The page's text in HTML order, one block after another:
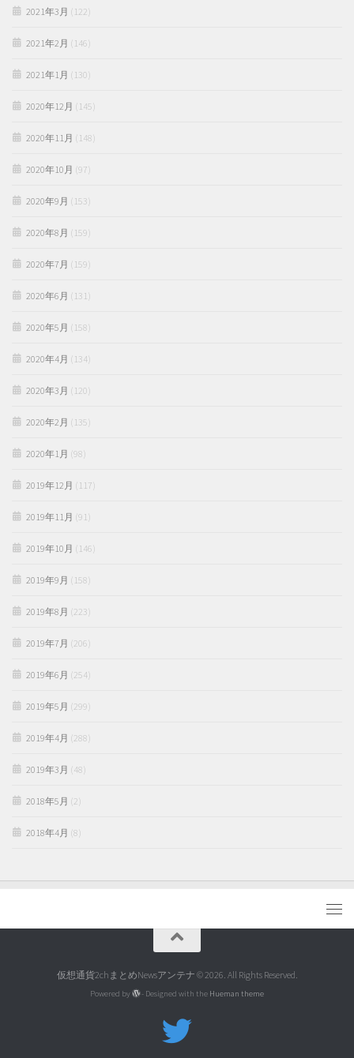
2021年3月 (122)
2021年2月 (146)
2021年1月 (130)
2020年12月 (145)
2020年11月 (148)
2020年10月 (97)
2020年9月 (153)
2020年8月 (159)
2020年7月 (159)
2020年6月 (131)
2020年5月 (158)
2020年4月 (134)
2020年3月 (120)
2020年2月 (135)
2020年1月 (98)
2019年12月 (117)
2019年11月 (91)
2019年10月 (146)
2019年9月 (158)
2019年8月 (223)
2019年7月 (206)
2019年6月 (254)
2019年5月 (299)
2019年4月 (288)
2019年3月 (48)
2018年5月 (2)
2018年4月 (8)
仮想通貨2chまとめNewsアンテナ © 2026. All Rights Reserved.
Powered by - Designed with the Hueman theme